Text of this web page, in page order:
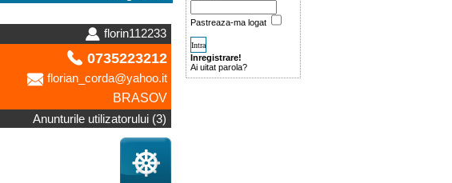
florin112233
0735223212
florian_corda@yahoo.it
BRASOV
Anunturile utilizatorului (3)
Pastreaza-ma logat
Inregistrare!
Ai uitat parola?